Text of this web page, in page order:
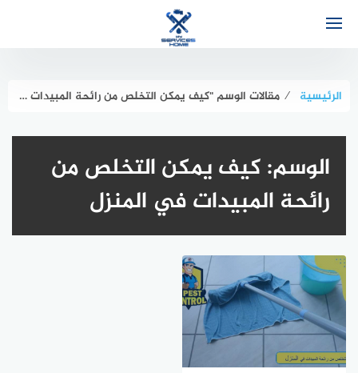
الرئيسية ⁄ مقالات الوسم "كيف يمكن التخلص من رائحة المبيدات في المنزل"
الوسم:كيف يمكن التخلص من
رائحة المبيدات في المنزل